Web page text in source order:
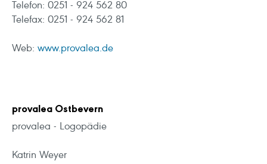
Telefon: 0251 - 924 562 80
Telefax: 0251 - 924 562 81
Web: www.provalea.de
provalea Ostbevern
provalea - Logopädie
Katrin Weyer